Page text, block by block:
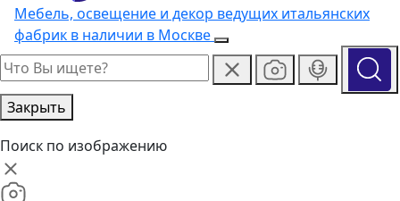
Мебель, освещение и декор ведущих итальянских
фабрик в наличии в Москве
Закрыть
Поиск по изображению